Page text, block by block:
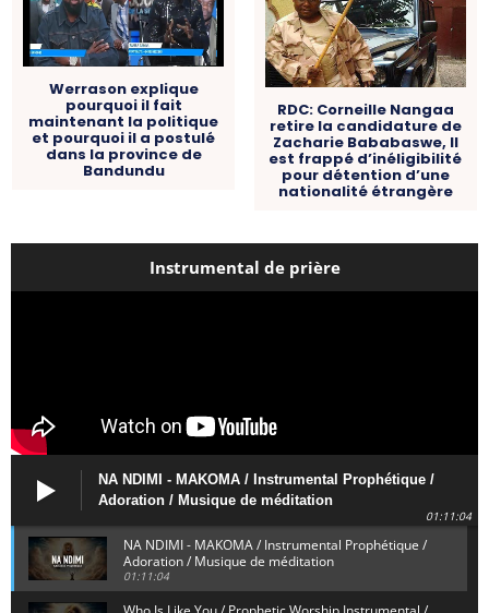
Werrason explique
pourquoi il fait
maintenant la politique
et pourquoi il a postulé
dans la province de
Bandundu
RDC: Corneille Nangaa
retire la candidature de
Zacharie Bababaswe, Il
est frappé d’inéligibilité
pour détention d’une
nationalité étrangère
Instrumental de prière
NA NDIMI - MAKOMA / Instrumental Prophétique /
Adoration / Musique de méditation
01:11:04
NA NDIMI - MAKOMA / Instrumental Prophétique /
Adoration / Musique de méditation
01:11:04